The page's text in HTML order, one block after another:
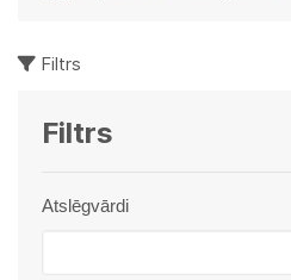
Filtrs
Filtrs
Atslēgvārdi